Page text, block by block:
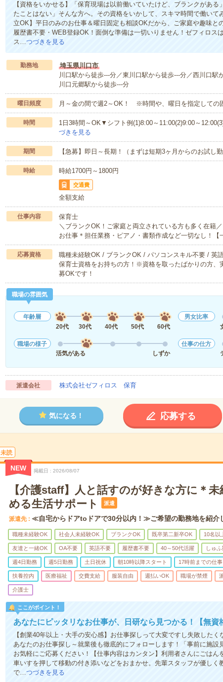
【資格をいかせる】「保育現場は以前働いていたけど、ブランクがあ
たことはない」そんな方へ。その資格をいかして、スキマ時間で働いて
立OK】平日のみのお仕事＆曜日固定も相談OKだから、ご家庭や趣味と
履歴書不要・WEB登録OK！面倒な準備は一切いりません！ゼフィロス
ス…つづきを見る
勤務地
埼玉県川口市
川口駅から徒歩---分／東川口駅から徒歩---分／西川口駅
川口元郷駅から徒歩---分
曜日頻度 月～金の間で週2～OK！ ※時間や、曜日を指定しての
時間 1日3時間～OK▼シフト例(1)8:00～11:00(2)9:00～
づきを見る
期間 【急募】即日～長期！（まずは短期3ヶ月からのお試し勤
時給 時給1700円～1800円
交通費
全額支給
仕事内容
保育士
＼ブランクOK！ご家庭と両立されている方も多く在籍
お仕事＊担任業務・ピアノ・書類作成など一切なし！
応募資格
職種未経験OK / ブランクOK / パソコンスキル不要 / 英
保育士資格をお持ちの方！※資格を取ったばかりの方、
募OKです！
職場の雰囲気
年齢層
20代
30代 40代 50代 60代
男女比率
職場の様子
活気がある
しずか
仕事の仕方
派遣会社 株式会社ゼフィロス 保育
気になる！ 応募する
未読
NEW 掲載日 2026/08/07
【介護staff】人と話すのが好きな方に＊
める生活サポート
派遣
派遣先 ≪自宅からドアtoドアで30分以内！≫ご希望の勤務地を紹介
職種未経験OK 社会人未経験OK ブランクOK 既卒第二新卒OK 10名以
友達と一緒OK OA不要 英語不要 履歴書不要 40～50代活躍 しゅ
週4日勤務 週5日勤務 土日祝休 朝10時以降スタート 17時前までの仕事
扶養控内 医療福祉 交費支給 服装自由 週払いOK 職場が禁煙
介護士
ここがポイント！
あなたにピッタリなお仕事が、日研なら見つかる！【無資
【創業40年以上・大手の安心感】お仕事探しって大変ですし失敗した
あなたのお仕事探し～就業後も徹底的にフォローします！「事前に施設
お気軽にご応募ください！【仕事内容はカンタン】利用者さんにごはん
車いすを押して移動の付き添いなどをおまかせ。先輩スタッフが優しく
で…つづきを見る